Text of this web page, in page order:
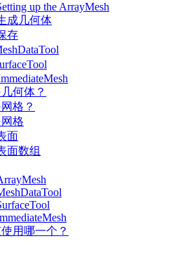
up the ArrayMesh
成几何体
存
何体？
格？
格
面
面数组
用哪一个？